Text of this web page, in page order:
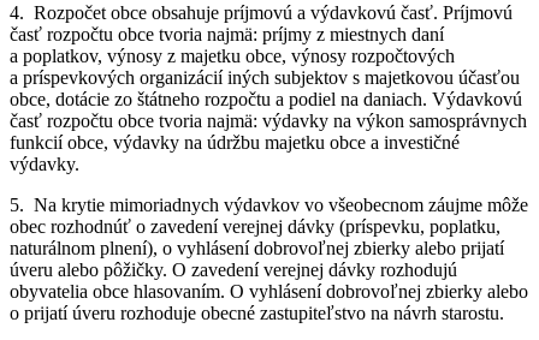
4. Rozpočet obce obsahuje príjmovú a výdavkovú časť. Príjmovú
časť rozpočtu obce tvoria najmä: príjmy z miestnych daní
a poplatkov, výnosy z majetku obce, výnosy rozpočtových
a príspevkových organizácií iných subjektov s majetkovou účasťou
obce, dotácie zo štátneho rozpočtu a podiel na daniach. Výdavkovú
časť rozpočtu obce tvoria najmä: výdavky na výkon samosprávnych
funkcií obce, výdavky na údržbu majetku obce a investičné
výdavky.
5. Na krytie mimoriadnych výdavkov vo všeobecnom záujme môže
obec rozhodnúť o zavedení verejnej dávky (príspevku, poplatku,
naturálnom plnení), o vyhlásení dobrovoľnej zbierky alebo prijatí
úveru alebo pôžičky. O zavedení verejnej dávky rozhodujú
obyvatelia obce hlasovaním. O vyhlásení dobrovoľnej zbierky alebo
o prijatí úveru rozhoduje obecné zastupiteľstvo na návrh starostu.